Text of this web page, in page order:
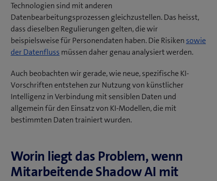
Technologien sind mit anderen
Datenbearbeitungsprozessen gleichzustellen. Das heisst,
dass dieselben Regulierungen gelten, die wir
beispielsweise für Personendaten haben. Die Risiken sowie
der Datenfluss
f
f
n
e
t
n
n
müssen daher genau analysiert werden.
Auch beobachten wir gerade, wie neue, spezifische KI-
Vorschriften entstehen zur Nutzung von künstlicher
Intelligenz in Verbindung mit sensiblen Daten und
allgemein für den Einsatz von KI-Modellen, die mit
bestimmten Daten trainiert wurden.
Worin liegt das Problem, wenn
Mitarbeitende Shadow AI mit